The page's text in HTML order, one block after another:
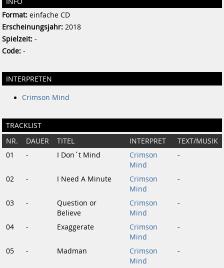
Format: einfache CD
Erscheinungsjahr: 2018
Spielzeit: -
Code: -
INTERPRETEN
Crimson Mind
TRACKLIST
NR. DAUER TITEL INTERPRET
TEXT/MUSIK
01
- I Don´t Mind
Crimson
Mind
-
02 - I Need A Minute
Crimson
Mind
-
03 -
Question or
Believe
Crimson
Mind
-
04 - Exaggerate
Crimson
Mind
-
05 - Madman
Crimson
Mind
-